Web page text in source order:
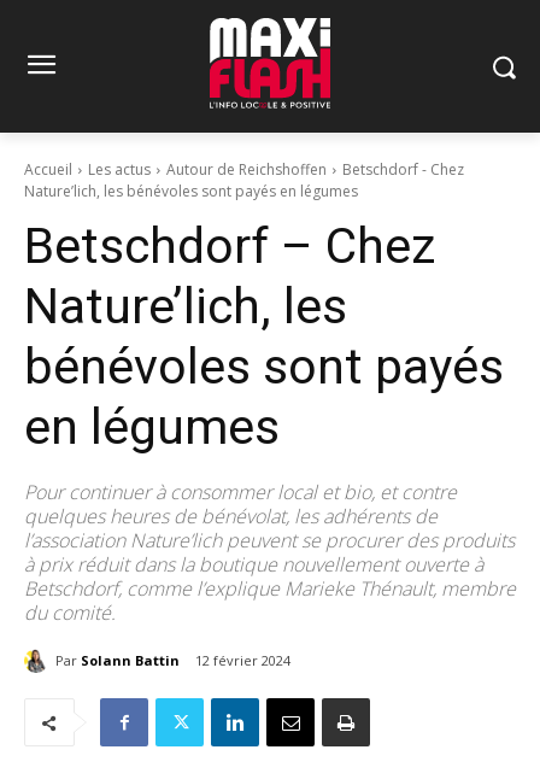
Accueil Les actus Autour de Reichshoffen
Betschdorf - Chez
Nature’lich, les bénévoles sont payés en légumes
Betschdorf – Chez
Nature’lich, les
bénévoles sont payés
en légumes
Pour continuer à consommer local et bio, et contre
quelques heures de bénévolat, les adhérents de
l’association Nature’lich peuvent se procurer des produits
à prix réduit dans la boutique nouvellement ouverte à
Betschdorf, comme l’explique Marieke Thénault, membre
du comité.
Par Solann Battin 12 février 2024